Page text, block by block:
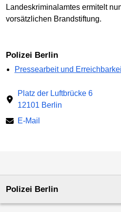
Landeskriminalamtes ermitelt
vorsätzlichen Brandstiftung.
Polizei Berlin
Pressearbeit und
Platz der Luftbrücke 6
12101 Berlin
E-Mail
Polizei Berlin